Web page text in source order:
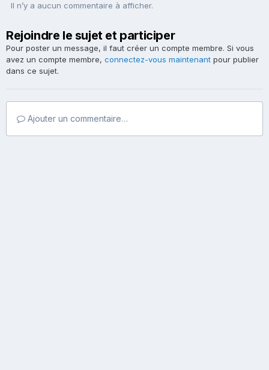
Il n’y a aucun commentaire à afficher.
Rejoindre le sujet et participer
Pour poster un message, il faut créer un compte membre. Si vous
avez un compte membre, connectez-vous maintenant pour publier
dans ce sujet.
Ajouter un commentaire…